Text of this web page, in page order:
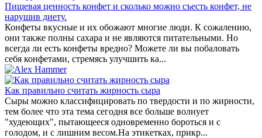
Пищевая ценность конфет и сколько можно съесть конфет, не
нарушив диету.
Конфеты вкусные и их обожают многие люди. К сожалению,
они также полны сахара и не являются питательными. Но
всегда ли есть конфеты вредно? Можете ли вы побаловать
себя конфетами, стремясь улучшить ка...
Как правильно считать жирность сыра
Cыры можно классифицировать по твердости и по жирности,
тем более что эта тема сегодня все больше волнует
"худеющих", пытающееся одновременно бороться и с
голодом, и с лишним весом.На этикетках, прикр...